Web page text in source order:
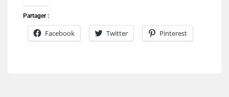
Partager :
Facebook Twitter Pinterest